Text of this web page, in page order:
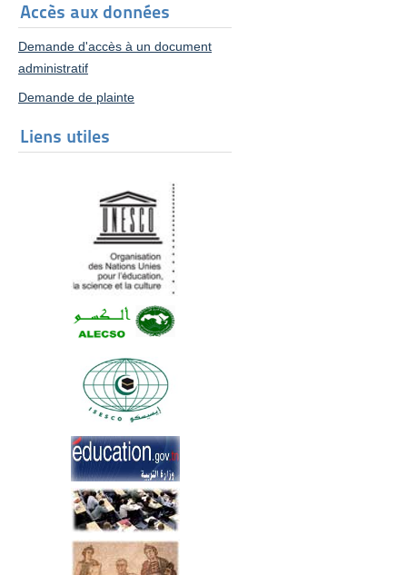
Accès aux données
Demande d'accès à un document
administratif
Demande de plainte
Liens utiles